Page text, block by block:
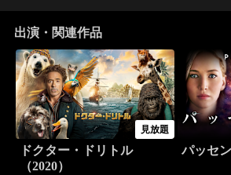
出演・関連作品
見放題
ドクター・ドリトル
（2020）
パッセ